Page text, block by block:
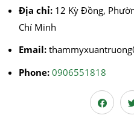
Địa chỉ: 12 Kỳ Đồng,
Chí Minh
Email:
Phone: 0906551818